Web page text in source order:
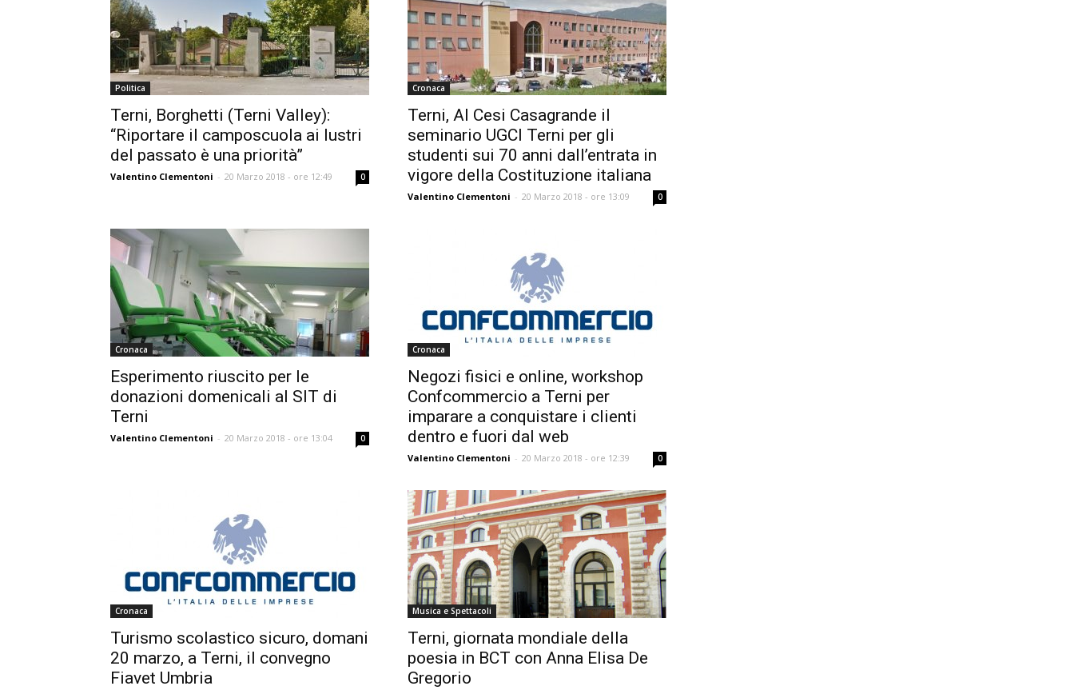
Politica
Terni, Borghetti (Terni Valley):
“Riportare il camposcuola ai lustri
del passato è una priorità”
Valentino Clementoni - 20 Marzo 2018 - ore 12:49 0
Cronaca
Terni, Al Cesi Casagrande il
seminario UGCI Terni per gli
studenti sui 70 anni dall’entrata in
vigore della Costituzione italiana
Valentino Clementoni - 20 Marzo 2018 - ore 13:09 0
Cronaca
Esperimento riuscito per le
donazioni domenicali al SIT di
Terni
Valentino Clementoni - 20 Marzo 2018 - ore 13:04 0
Cronaca
Negozi fisici e online, workshop
Confcommercio a Terni per
imparare a conquistare i clienti
dentro e fuori dal web
Valentino Clementoni - 20 Marzo 2018 - ore 12:39 0
Cronaca
Turismo scolastico sicuro, domani
20 marzo, a Terni, il convegno
Fiavet Umbria
Musica e Spettacoli
Terni, giornata mondiale della
poesia in BCT con Anna Elisa De
Gregorio